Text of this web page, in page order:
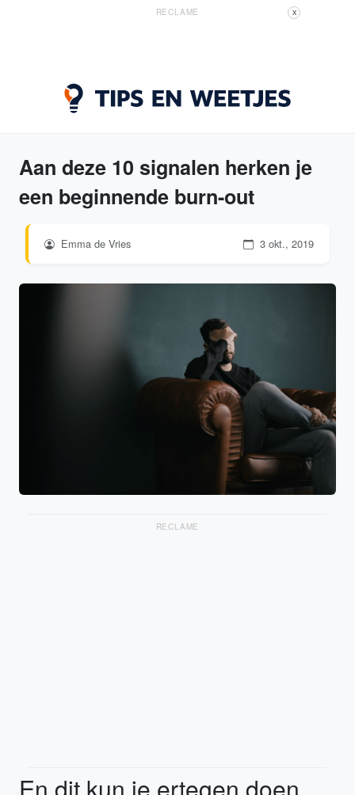
RECLAME X
Aan deze 10 signalen herken je
een beginnende burn-out
Emma de Vries 3 okt., 2019
RECLAME
En dit kun je ertegen doen